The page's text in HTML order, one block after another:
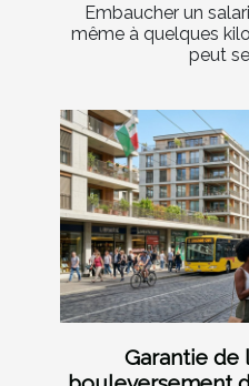
Embaucher un
même à quelques
peut
Garantie de